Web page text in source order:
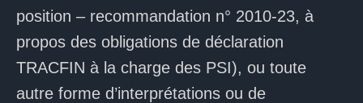
position – recommandation n° 2010-23, à
propos des obligations de déclaration
TRACFIN à la charge des PSI), ou toute
autre forme d’interprétations ou de